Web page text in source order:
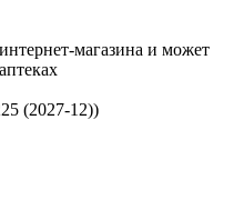
магазина и может
(2027-12))